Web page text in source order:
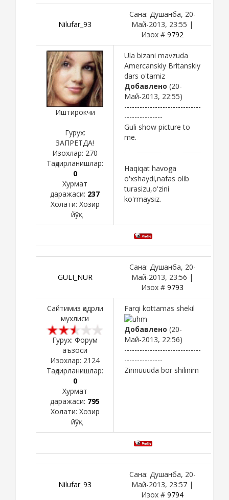
Nilufar_93
Сана: Душанба, 20-
Май-2013, 23:55 |
Изох # 9792
Иштирокчи
Гурух:
ЗАПРЕТДА!
Изохлар: 270
Тақдирланишлар:
0
Хурмат
даражаси: 237
Холати: Хозир
йўқ
Ula bizani mavzuda
Amercanskiy Britanskiy
dars o'tamiz
Добавлено (20-
Май-2013, 22:55)
------------------------------
---------------
Guli show picture to
me.
Haqiqat havoga
o'xshaydi,nafas olib
turasizu,o'zini
ko'rmaysiz.
GULI_NUR
Сана: Душанба, 20-
Май-2013, 23:56 |
Изох # 9793
Сайтимиз қадрли
мухлиси
Гурух: Форум
аъзоси
Изохлар: 2124
Тақдирланишлар:
0
Хурмат
даражаси: 795
Холати: Хозир
йўқ
Farqi kottamas shekil
Добавлено (20-
Май-2013, 22:56)
------------------------------
---------------
Zinnuuuda bor shilinim
Nilufar_93
Сана: Душанба, 20-
Май-2013, 23:57 |
Изох # 9794